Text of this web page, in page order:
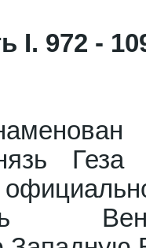
I. 972 -
Геза